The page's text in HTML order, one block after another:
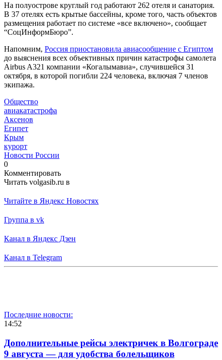
На полуострове круглый год работают 262 отеля и санатория.
В 37 отелях есть крытые бассейны, кроме того, часть объектов
размещения работает по системе «все включено», сообщает
“СоцИнформБюро”.
Напомним, Россия приостановила авиасообщение с Египтом
до выяснения всех объективных причин катастрофы самолета
Airbus A321 компании «Когалымавиа», случившейся 31
октября, в которой погибли 224 человека, включая 7 членов
экипажа.
Общество
авиакатастрофа
Аксенов
Египет
Крым
курорт
Новости России
0
Комментировать
Читать volgasib.ru в
Читайте в Яндекс Новостях
Группа в vk
Канал в Яндекс Дзен
Канал в Telegram
Последние новости:
14:52
Дополнительные рейсы электричек в Волгограде
9 августа — для удобства болельщиков